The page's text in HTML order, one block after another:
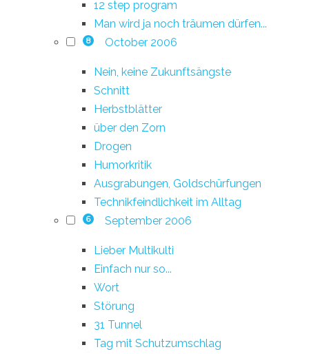
12 step program
Man wird ja noch träumen dürfen...
8 October 2006
Nein, keine Zukunftsängste
Schnitt
Herbstblätter
über den Zorn
Drogen
Humorkritik
Ausgrabungen, Goldschürfungen
Technikfeindlichkeit im Alltag
6 September 2006
Lieber Multikulti
Einfach nur so...
Wort
Störung
31 Tunnel
Tag mit Schutzumschlag